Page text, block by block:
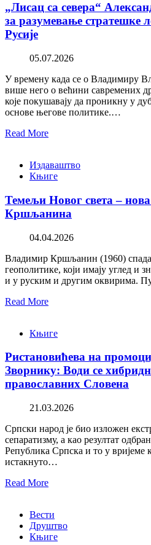
„Лисац са севера“
за разумевање стратешке
Русије
05.07.2026
У времену када се о Владимиру
више него о већини савремених
које покушавају да проникну у
основе његове политике.…
Read More
Издаваштво
Књиге
Темељи Новог света –
Кршљанина
04.04.2026
Владимир Кршљанин (1960) спада
геополитике, који имају углед и
и у руским и другим оквирима.
Read More
Књиге
Ристановићева на
Зворнику: Води се
православних Словена
21.03.2026
Српски народ је био изложен
сепаратизму, а као резултат
Република Српска и то у вријеме
истакнуто…
Read More
Вести
Друштво
Књиге